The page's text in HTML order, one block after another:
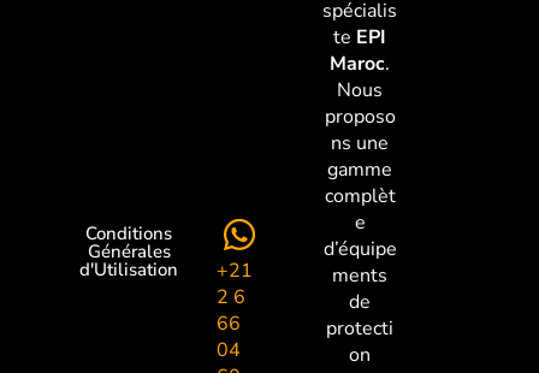
spécialis
te EPI
Maroc.
Nous
proposo
ns une
gamme
complèt
e
d’équipe
ments
de
protecti
on
+21
2 6
66
04
Conditions
Générales
d'Utilisation